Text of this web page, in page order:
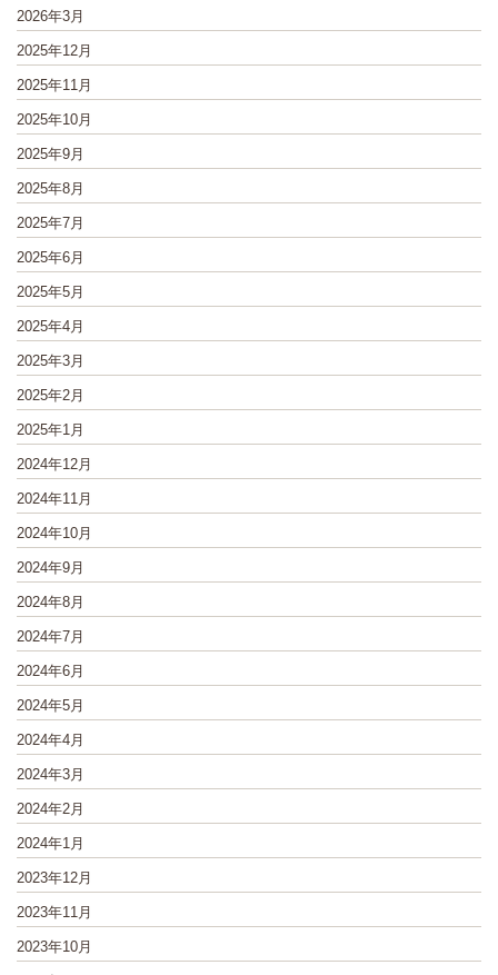
2026年3月
2025年12月
2025年11月
2025年10月
2025年9月
2025年8月
2025年7月
2025年6月
2025年5月
2025年4月
2025年3月
2025年2月
2025年1月
2024年12月
2024年11月
2024年10月
2024年9月
2024年8月
2024年7月
2024年6月
2024年5月
2024年4月
2024年3月
2024年2月
2024年1月
2023年12月
2023年11月
2023年10月